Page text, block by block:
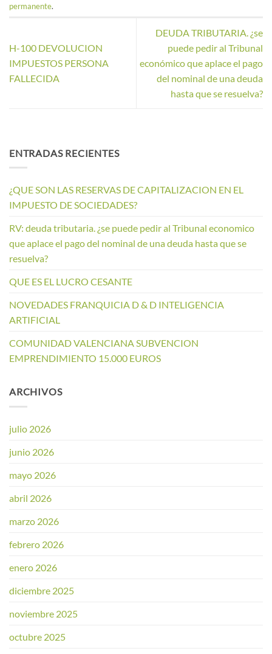
permanente.
H-100 DEVOLUCION
IMPUESTOS PERSONA
FALLECIDA
DEUDA TRIBUTARIA. ¿se
puede pedir al Tribunal
económico que aplace el pago
del nominal de una deuda
hasta que se resuelva?
ENTRADAS RECIENTES
¿QUE SON LAS RESERVAS DE CAPITALIZACION EN EL
IMPUESTO DE SOCIEDADES?
RV: deuda tributaria. ¿se puede pedir al Tribunal economico
que aplace el pago del nominal de una deuda hasta que se
resuelva?
QUE ES EL LUCRO CESANTE
NOVEDADES FRANQUICIA D & D INTELIGENCIA
ARTIFICIAL
COMUNIDAD VALENCIANA SUBVENCION
EMPRENDIMIENTO 15.000 EUROS
ARCHIVOS
julio 2026
junio 2026
mayo 2026
abril 2026
marzo 2026
febrero 2026
enero 2026
diciembre 2025
noviembre 2025
octubre 2025